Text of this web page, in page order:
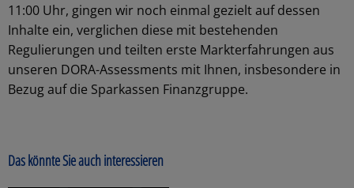
11:00 Uhr, gingen wir noch einmal gezielt auf dessen
Inhalte ein, verglichen diese mit bestehenden
Regulierungen und teilten erste Markterfahrungen aus
unseren DORA-Assessments mit Ihnen, insbesondere in
Bezug auf die Sparkassen Finanzgruppe.
Das könnte Sie auch interessieren